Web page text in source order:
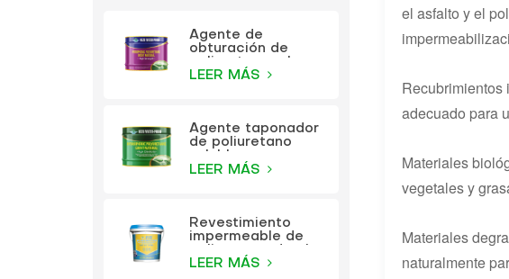
Agente de
obturación de
de aceite KEZU
LEER MÁS
Agente taponador
de poliuretano
KEZU
LEER MÁS
Revestimiento
impermeable de
elasticidad
LEER MÁS
el asfalto y el
Recubrimientos
adecuado para
Materiales
vegetales y
Materiales
naturalmente